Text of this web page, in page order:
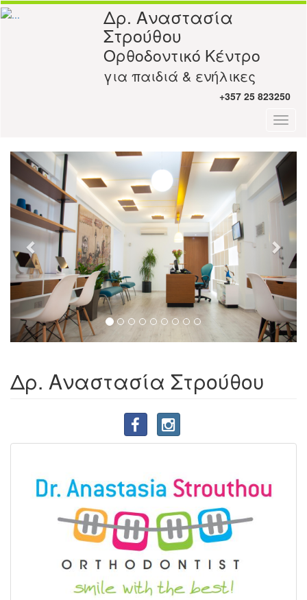
Δρ. Αναστασία
Στρούθου
Ορθοδοντικό Κέντρο
για παιδιά & ενήλικες
+357 25 823250
Previous Next
Δρ. Αναστασία Στρούθου